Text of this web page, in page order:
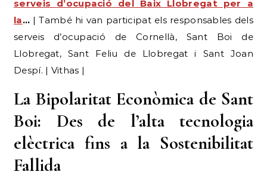
serveis d’ocupació del Baix Llobregat per a
la…| També hi van participat els responsables dels
serveis d’ocupació de Cornellà, Sant Boi de
Llobregat, Sant Feliu de Llobregat i Sant Joan
Despí. | Vithas |
La Bipolaritat Econòmica de Sant
Boi: Des de l’alta tecnologia
elèctrica fins a la Sostenibilitat
Fallida